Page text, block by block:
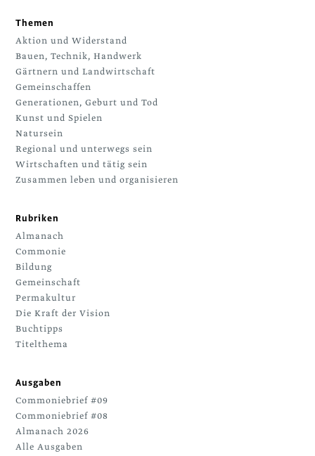
Themen
Aktion und Widerstand
Bauen, Technik, Handwerk
Gärtnern und Landwirtschaft
Gemeinschaffen
Generationen, Geburt und Tod
Kunst und Spielen
Natursein
Regional und unterwegs sein
Wirtschaften und tätig sein
Zusammen leben und organisieren
Rubriken
Almanach
Commonie
Bildung
Gemeinschaft
Permakultur
Die Kraft der Vision
Buchtipps
Titelthema
Ausgaben
Commoniebrief #09
Commoniebrief #08
Almanach 2026
Alle Ausgaben